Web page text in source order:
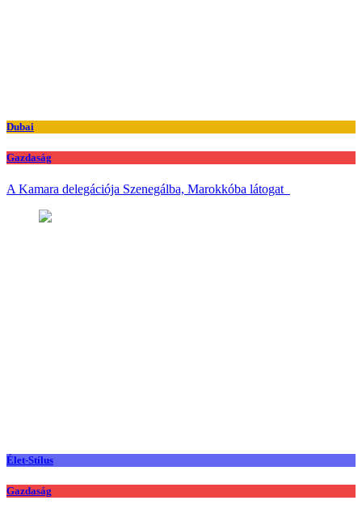
Dubai
Gazdaság
A Kamara delegációja Szenegálba, Marokkóba látogat
Élet-Stílus
Gazdaság